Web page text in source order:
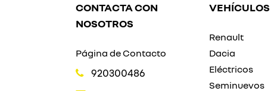
CONTACTA CON
NOSOTROS
Página de Contacto
920300486
VEHÍCULOS
Renault
Dacia
Eléctricos
Seminuevos